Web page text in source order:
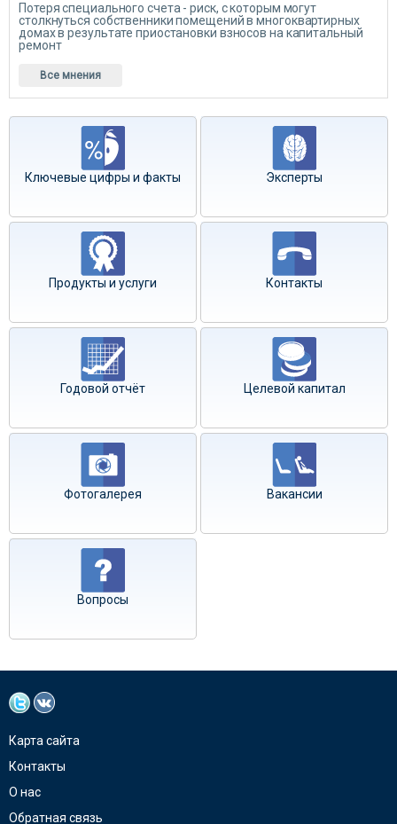
Потеря специального счета - риск, с которым могут
столкнуться собственники помещений в многоквартирных
домах в результате приостановки взносов на капитальный
ремонт
Все мнения
Ключевые цифры и факты Эксперты
Продукты и услуги Контакты
Годовой отчёт Целевой капитал
Фотогалерея Вакансии
Вопросы
Карта сайта
Контакты
О нас
Обратная связь